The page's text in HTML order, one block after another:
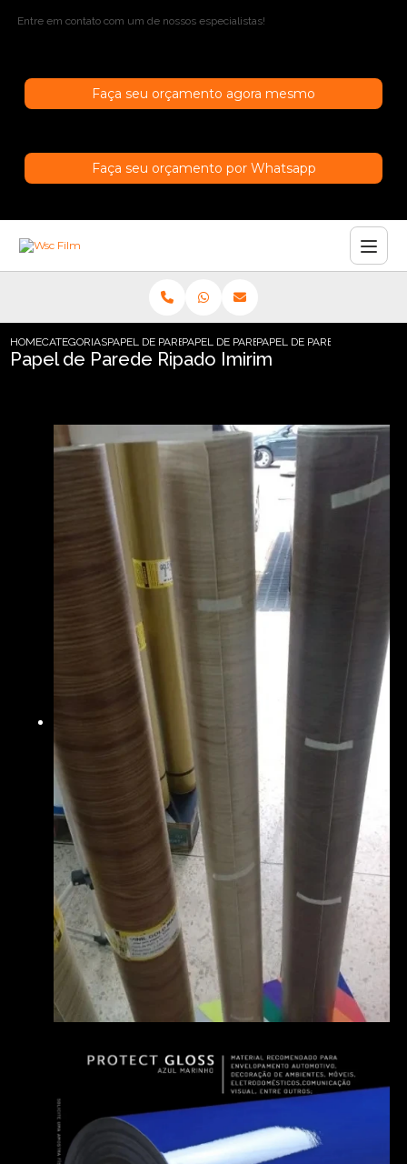
Entre em contato com um de nossos especialistas!
Faça seu orçamento agora mesmo
Faça seu orçamento por Whatsapp
HOMECATEGORIASPAPEL DE PAREDEPAPEL DE PAREDE INFANTILPAPEL DE PAREDE RIPADO
Papel de Parede Ripado Imirim